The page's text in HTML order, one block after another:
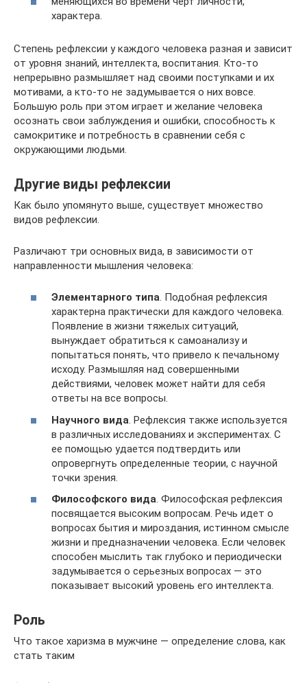
характера.
Степень рефлексии у каждого человека разная и зависит
от уровня знаний, интеллекта, воспитания. Кто-то
непрерывно размышляет над своими поступками и их
мотивами, а кто-то не задумывается о них вовсе.
Большую роль при этом играет и желание человека
осознать свои заблуждения и ошибки, способность к
самокритике и потребность в сравнении себя с
окружающими людьми.
Другие виды рефлексии
Как было упомянуто выше, существует множество
видов рефлексии.
Различают три основных вида, в зависимости от
направленности мышления человека:
Элементарного типа. Подобная рефлексия
характерна практически для каждого человека.
Появление в жизни тяжелых ситуаций,
вынуждает обратиться к самоанализу и
попытаться понять, что привело к печальному
исходу. Размышляя над совершенными
действиями, человек может найти для себя
ответы на все вопросы.
Научного вида . Рефлексия также используется
в различных исследованиях и экспериментах. С
ее помощью удается подтвердить или
опровергнуть определенные теории, с научной
точки зрения.
Философского вида. Философская рефлексия
посвящается высоким вопросам. Речь идет о
вопросах бытия и мироздания, истинном смысле
жизни и предназначении человека. Если человек
способен мыслить так глубоко и периодически
задумывается о серьезных вопросах — это
показывает высокий уровень его интеллекта.
Роль
Что такое харизма в мужчине — определение слова, как
стать таким